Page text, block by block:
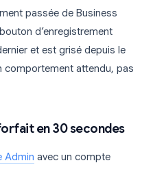
passée de Business
d’enregistrement
et est grisé depuis le
comportement attendu, pas
en 30 secondes
Admin avec un compte